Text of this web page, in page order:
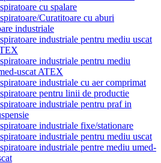
cu spalare
Curatitoare cu aburi
industriale
industriale pentru mediu uscat
industriale pentru mediu
uscat ATEX
industriale cu aer comprimat
pentru linii de productie
industriale pentru praf in
industriale fixe/stationare
industriale pentru mediu uscat
industriale pentre mediu umed-